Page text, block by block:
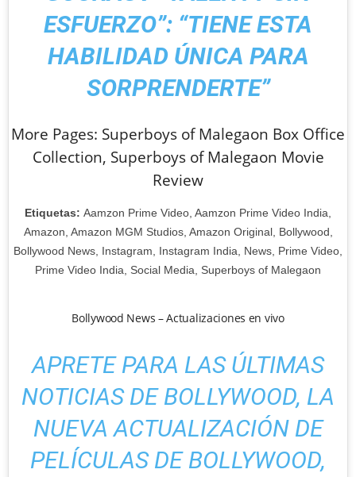
ESFUERZO”: “TIENE ESTA
HABILIDAD ÚNICA PARA
SORPRENDERTE”
More Pages: Superboys of Malegaon Box Office
Collection, Superboys of Malegaon Movie
Review
Etiquetas: Aamzon Prime Video, Aamzon Prime Video India,
Amazon, Amazon MGM Studios, Amazon Original, Bollywood,
Bollywood News, Instagram, Instagram India, News, Prime Video,
Prime Video India, Social Media, Superboys of Malegaon
Bollywood News – Actualizaciones en vivo
APRETE PARA LAS ÚLTIMAS
NOTICIAS DE BOLLYWOOD, LA
NUEVA ACTUALIZACIÓN DE
PELÍCULAS DE BOLLYWOOD,